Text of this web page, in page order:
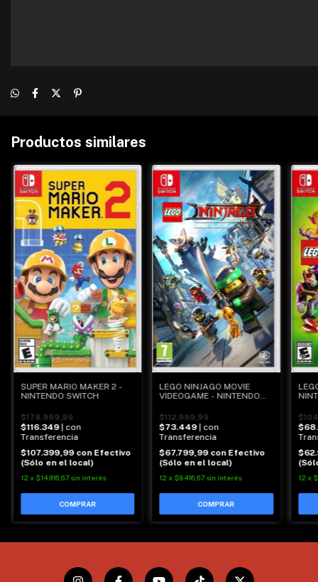
Productos similares
SUPER MARIO MAKER 2 -
NINTENDO SWITCH
$178.999,99
$116.349
| con
Transferencia
$107.399,99 con Efectivo
(Sólo en el local)
12 x $14.916,67 sin interés
LEGO NINJAGO MOVIE
VIDEOGAME - NINTENDO
$112.999,99
$73.449
| con
Transferencia
$67.799,99 con Efectivo
(Sólo en el local)
12 x $9.416,67 sin interés 12 x